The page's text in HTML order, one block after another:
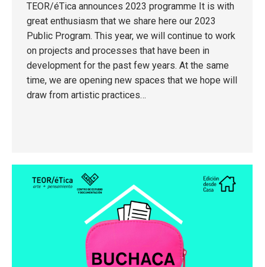
TEOR/éTica announces 2023 programme It is with
great enthusiasm that we share here our 2023
Public Program. This year, we will continue to work
on projects and processes that have been in
development for the past few years. At the same
time, we are opening new spaces that we hope will
draw from artistic practices…